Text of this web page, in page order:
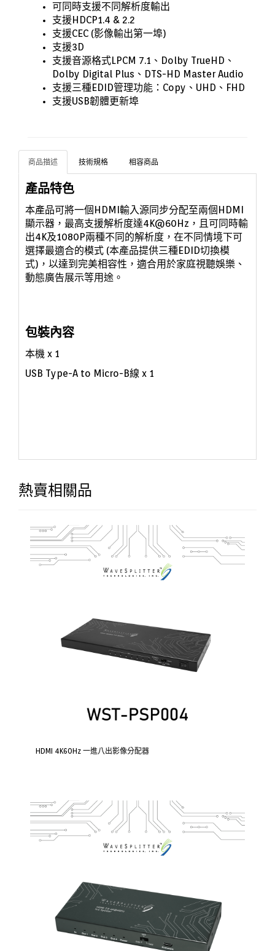
可同時支援不同解析度輸出
支援HDCP1.4 & 2.2
支援CEC (影像輸出第一埠)
支援3D
支援音源格式LPCM 7.1、Dolby TrueHD、
Dolby Digital Plus、DTS-HD Master Audio
支援三種EDID管理功能：Copy、UHD、FHD
支援USB韌體更新埠
商品描述 技術規格 相容商品
產品特色
本產品可將一個HDMI輸入源同步分配至兩個HDMI
顯示器，最高支援解析度達4K@60Hz，且可同時輸
出4K及1080P兩種不同的解析度 ，在不同情境下可
選擇最適合的模式 (本產品提供三種EDID切換模
式) ，以達到完美相容性，適合用於家庭視聽娛樂、
動態廣告展示等用途。
包裝內容
本機 x 1
USB Type-A to Micro-B線 x 1
熱賣相關品
HDMI 4K60Hz 一進八出影像分配器